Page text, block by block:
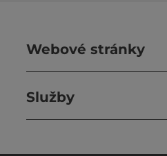
Webové stránky
Služby